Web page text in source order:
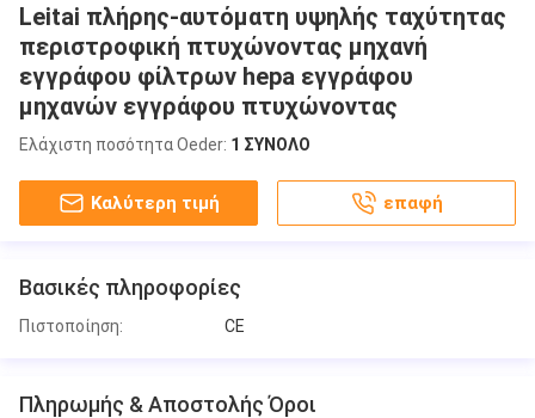
Leitai πλήρης-αυτόματη υψηλής ταχύτητας
περιστροφική πτυχώνοντας μηχανή
εγγράφου φίλτρων hepa εγγράφου
μηχανών εγγράφου πτυχώνοντας
Ελάχιστη ποσότητα Oeder: 1 ΣΥΝΟΛΟ
Καλύτερη τιμή επαφή
Βασικές πληροφορίες
Πιστοποίηση: CE
Πληρωμής & Αποστολής Όροι